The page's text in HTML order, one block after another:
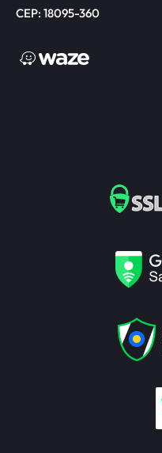
CEP: 18095-360